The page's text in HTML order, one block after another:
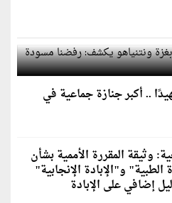
بغزة ونتنياهو يكشف: رفضنا
شهيدًا .. أكبر جنازة جماعية في
وثيقة المقررة الأممية بشأن
الطبية" و"الإبادة الإنجابية"
إضافي على الإبادة